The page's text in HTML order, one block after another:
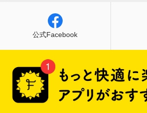
公式Facebook